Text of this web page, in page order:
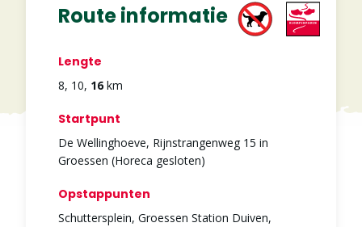
Route informatie
Lengte
8, 10, 16km
Startpunt
De Wellinghoeve, Rijnstrangenweg 15 in
Groessen (Horeca gesloten)
Opstappunten
Schuttersplein, Groessen Station Duiven,